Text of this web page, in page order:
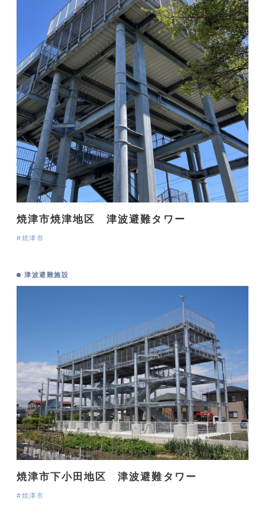
焼津市焼津地区 津波避難タワー
#焼津市
津波避難施設
焼津市下小田地区 津波避難タワー
#焼津市